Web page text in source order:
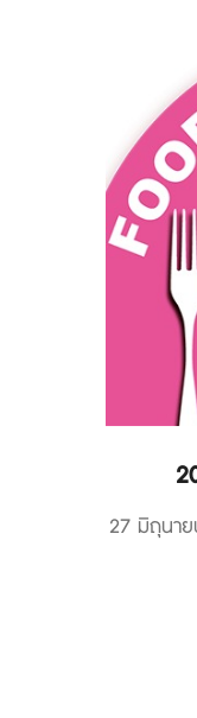
27 มิถุนา